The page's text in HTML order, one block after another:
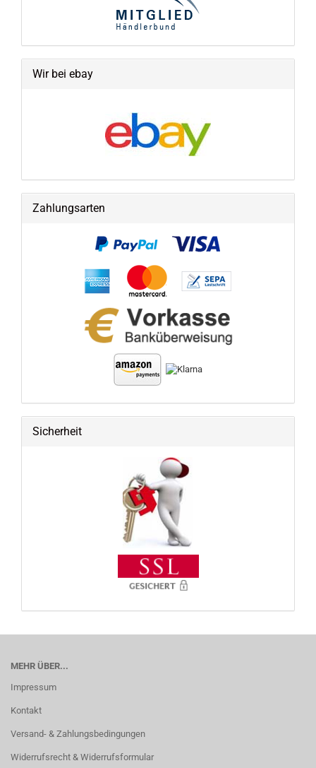
Wir bei ebay
Zahlungsarten
Sicherheit
MEHR ÜBER...
Impressum
Kontakt
Versand- & Zahlungsbedingungen
Widerrufsrecht & Widerrufsformular